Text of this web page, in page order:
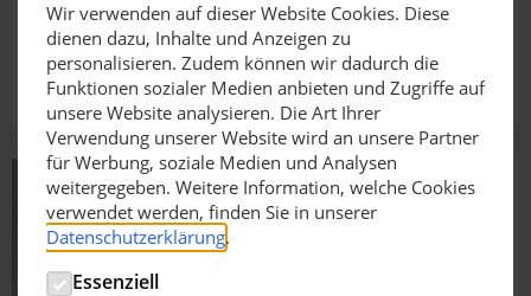
Wir verwenden auf dieser Website Cookies. Diese
dienen dazu, Inhalte und Anzeigen zu
personalisieren. Zudem können wir dadurch die
Funktionen sozialer Medien anbieten und Zugriffe auf
unsere Website analysieren. Die Art Ihrer
Verwendung unserer Website wird an unsere Partner
für Werbung, soziale Medien und Analysen
weitergegeben. Weitere Information, welche Cookies
verwendet werden, finden Sie in unserer
Datenschutzerklärung.
Essenziell